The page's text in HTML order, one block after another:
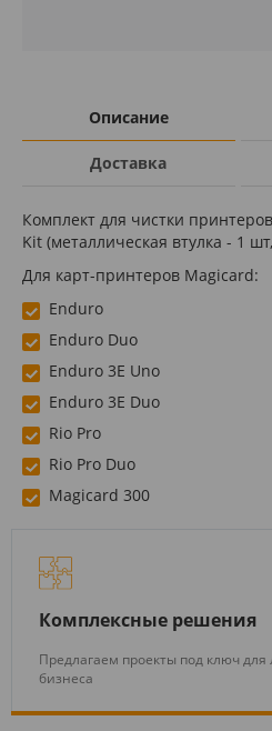
Описание
Доставка
Комплект для чистки
Kit (металлическая втулка - 1
Для карт-принтеров Magicard:
Enduro
Enduro Duo
Enduro 3E Uno
Enduro 3E Duo
Rio Pro
Rio Pro Duo
Magicard 300
Комплексные решения
Предлагаем проекты под ключ
бизнеса